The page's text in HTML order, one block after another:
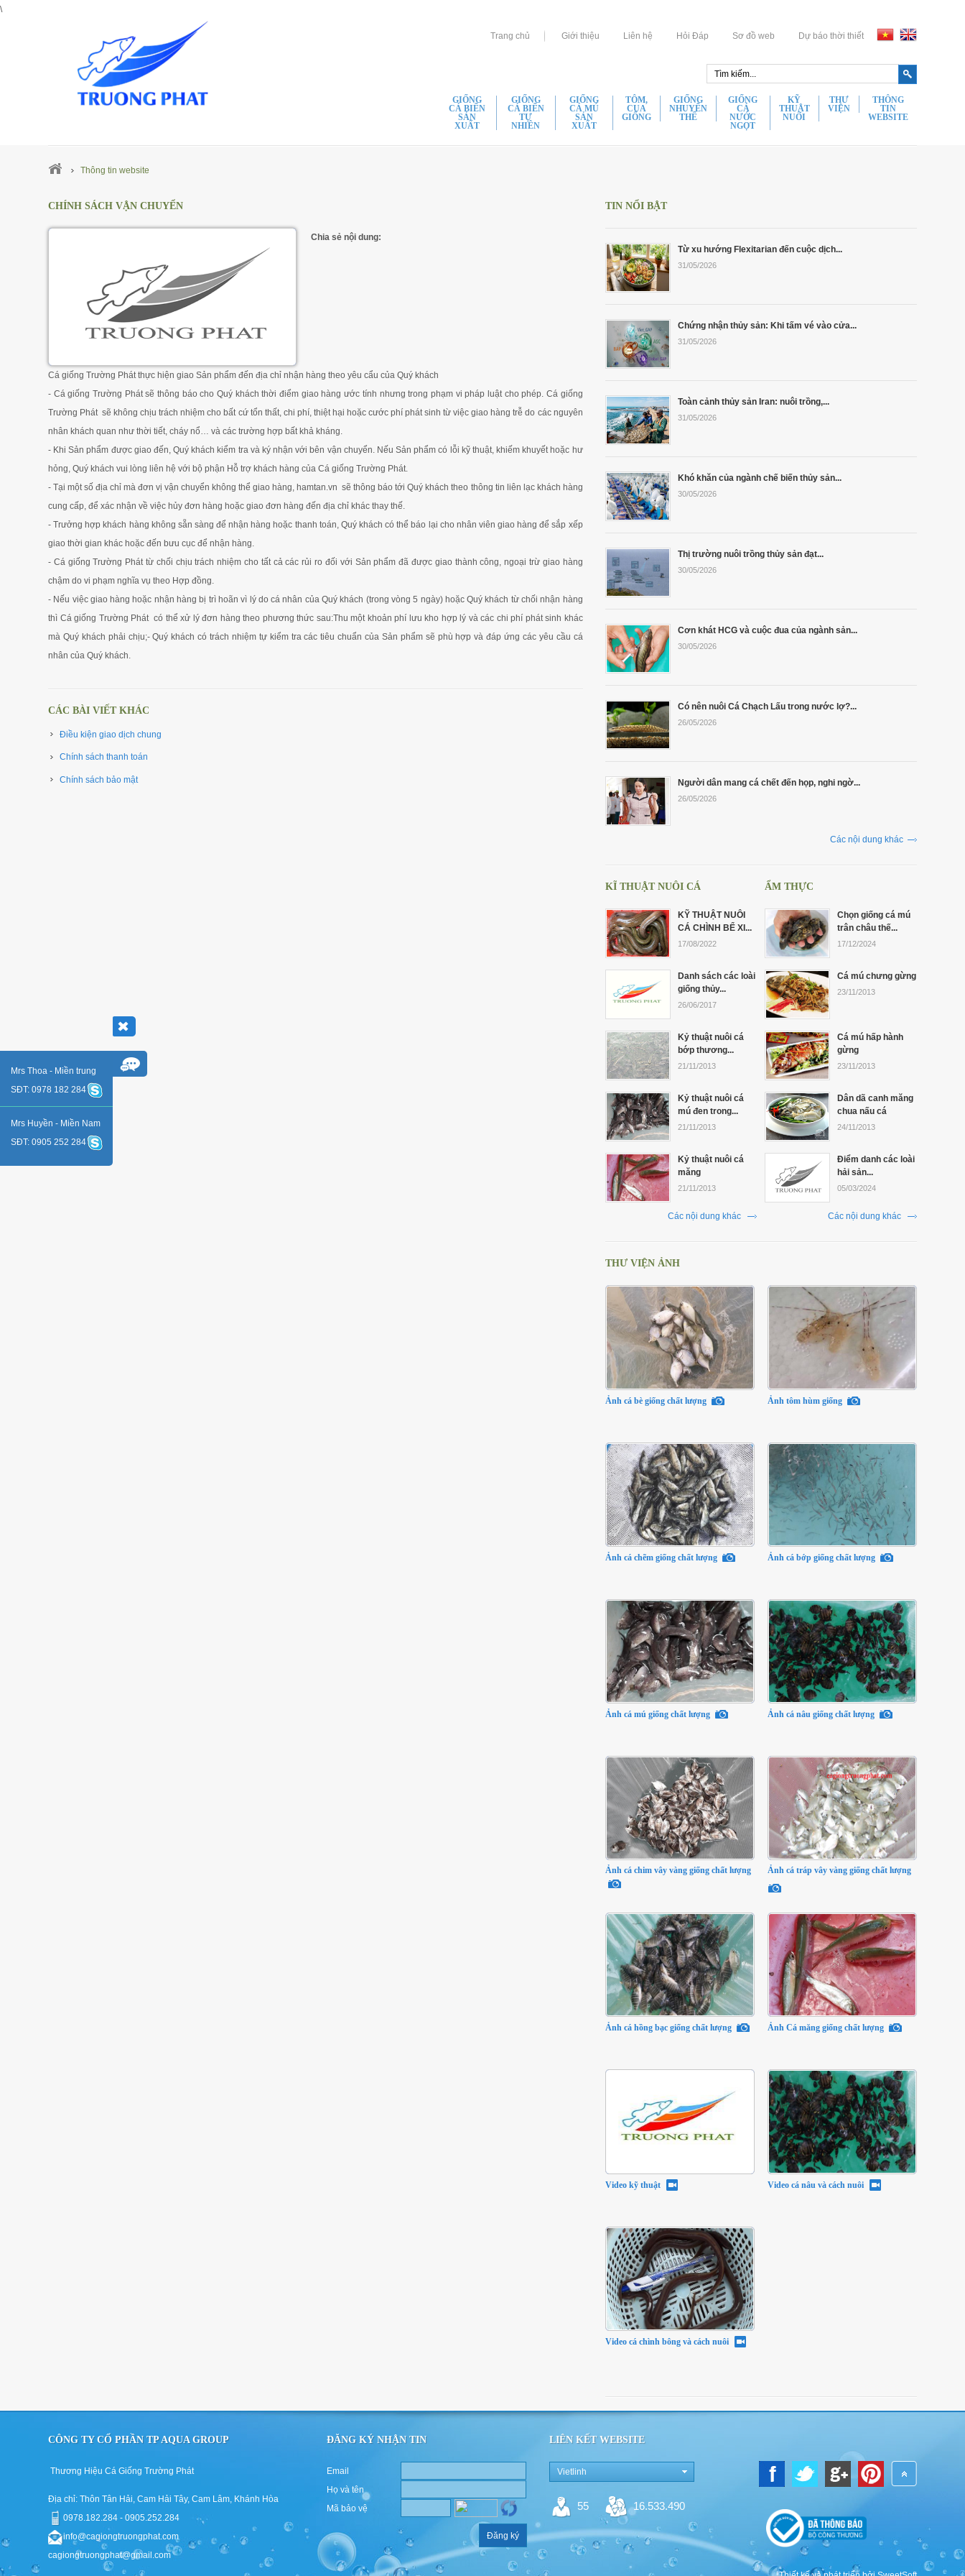
\
Trang chủ Giới thiệu Liên hệ Hỏi Đáp Sơ đồ web Dự báo thời thiết
GIỐNG
CÁ BIỂN
SẢN
XUẤT
GIỐNG
CÁ BIỂN
TỰ
NHIÊN
Cá Kình Giống Chất Lượng
Cá Ong Căng Giống Chất Lượng
GIỐNG
CÁ MÚ
SẢN
XUẤT
Cá Mú Sao Giống Chất Lượng
Cá Mú Cọp Giống Chất Lượng
Cá Mú Mè Giống Chất Lượng
Cá Mú Cọp Xám Chất Lượng
TÔM,
CUA
GIỐNG
Tôm Hùm Bông Giống Chất Lượng
Tôm Thẻ Giống Chất Lượng
Cua Xanh Giống Chất Lượng
GIỐNG
NHUYỂN
THỂ
Hầu Giống Chất Lượng
GIỐNG
CÁ
NƯỚC
NGỌT
KỸ
THUẬT
NUÔI
Đặc Điểm Sinh Học
THƯ
VIỆN
THÔNG
TIN
WEBSITE
Điều
Thông tin website
CHÍNH SÁCH VẬN CHUYỂN
Chia sẻ nội dung:
Cá giống Trường Phát thực hiện giao Sản phẩm đến địa chỉ nhận hàng theo yêu cẩu của Quý khách
- Cá giống Trường Phát sẽ thông báo cho Quý khách thời điểm giao hàng ước tính nhưng trong phạm vi pháp luật cho phép. Cá giống
Trường Phát sẽ không chịu trách nhiệm cho bất cứ tổn thất, chi phí, thiệt hại hoặc cước phí phát sinh từ việc giao hàng trễ do các nguyên
nhân khách quan như thời tiết, cháy nổ… và các trường hợp bất khả kháng.
- Khi Sản phẩm được giao đến, Quý khách kiểm tra và ký nhận với bên vận chuyển. Nếu Sản phẩm có lỗi kỹ thuật, khiếm khuyết hoặc hư
hỏng, Quý khách vui lòng liên hệ với bộ phận Hỗ trợ khách hàng của Cá giống Trường Phát.
- Tại một số địa chỉ mà đơn vị vận chuyển không thể giao hàng, hamtan.vn sẽ thông báo tới Quý khách theo thông tin liên lạc khách hàng
cung cấp, để xác nhận về việc hủy đơn hàng hoặc giao đơn hàng đến địa chỉ khác thay thế.
- Trưởng hợp khách hàng không sẵn sàng để nhận hàng hoặc thanh toán, Quý khách có thể báo lại cho nhân viên giao hàng để sắp xếp
giao thời gian khác hoặc đến bưu cục để nhận hàng.
- Cá giống Trường Phát từ chối chịu trách nhiệm cho tất cả các rủi ro đối với Sản phẩm đã được giao thành công, ngoại trừ giao hàng
chậm do vi phạm nghĩa vụ theo Hợp đồng.
- Nếu việc giao hàng hoặc nhận hàng bị trì hoãn vì lý do cá nhân của Quý khách (trong vòng 5 ngày) hoặc Quý khách từ chối nhận hàng
thì Cá giống Trường Phát có thể xử lý đơn hàng theo phương thức sau:Thu một khoản phí lưu kho hợp lý và các chi phí phát sinh khác
mà Quý khách phải chịu;- Quý khách có trách nhiệm tự kiểm tra các tiêu chuẩn của Sản phẩm sẽ phù hợp và đáp ứng các yêu cầu cá
nhân của Quý khách.
CÁC BÀI VIẾT KHÁC
Điều kiện giao dịch chung
Chính sách thanh toán
Chính sách bảo mật
TIN NỔI BẬT
Từ xu hướng Flexitarian đến cuộc dịch...
31/05/2026
Chứng nhận thủy sản: Khi tấm vé vào cửa...
31/05/2026
Toàn cảnh thủy sản Iran: nuôi trồng,...
31/05/2026
Khó khăn của ngành chế biến thủy sản...
30/05/2026
Thị trường nuôi trồng thủy sản đạt...
30/05/2026
Cơn khát HCG và cuộc đua của ngành sản...
30/05/2026
Có nên nuôi Cá Chạch Lấu trong nước lợ?...
26/05/2026
Người dân mang cá chết đến họp, nghi ngờ...
26/05/2026
Các nội dung khác
KĨ THUẬT NUÔI CÁ
KỸ THUẬT NUÔI
CÁ CHÌNH BỂ XI...
17/08/2022
Danh sách các loài
giống thủy...
26/06/2017
Kỷ thuật nuôi cá
bớp thương...
21/11/2013
Kỷ thuật nuôi cá
mú đen trong...
21/11/2013
Kỷ thuật nuôi cá
măng
21/11/2013
Các nội dung khác
ẨM THỰC
Chọn giống cá mú
trân châu thế...
17/12/2024
Cá mú chưng gừng
23/11/2013
Cá mú hấp hành
gừng
23/11/2013
Dân dã canh măng
chua nấu cá
24/11/2013
Điểm danh các loài
hải sản...
05/03/2024
Các nội dung khác
THƯ VIỆN ẢNH
Ảnh cá bè giống chất lượng Ảnh tôm hùm giống
Ảnh cá chẽm giống chất lượng Ảnh cá bớp giống chất lượng
Ảnh cá mú giống chất lượng Ảnh cá nâu giống chất lượng
Ảnh cá chim vây vàng giống chất lượng Ảnh cá tráp vây vàng giống chất lượng
Ảnh cá hồng bạc giống chất lượng Ảnh Cá măng giống chất lượng
Video kỹ thuật Video cá nâu và cách nuôi
Video cá chình bông và cách nuôi
CÔNG TY CỔ PHẦN TP AQUA GROUP
Thương Hiệu Cá Giống Trường Phát
Địa chỉ: Thôn Tân Hải, Cam Hải Tây, Cam Lâm, Khánh Hòa
0978.182.284 - 0905.252.284
info@cagiongtruongphat.com
cagiongtruongphat@gmail.com
ĐĂNG KÝ NHẬN TIN
Email
Họ và tên
Mã bảo vệ
Đăng ký
LIÊN KẾT WEBSITE
Vietlinh
55 16.533.490
Mrs Thoa - Miền trung
SĐT: 0978 182 284
Mrs Huyền - Miền Nam
SĐT: 0905 252 284